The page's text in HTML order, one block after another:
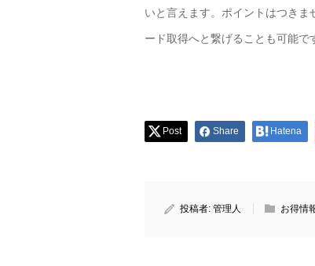
いと言えます。ポイントはつき
ード取得へと繋げることも可能で
Post Share Hatena
投稿者: 管理人 お得情